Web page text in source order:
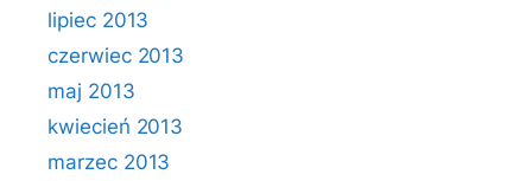
lipiec 2013
czerwiec 2013
maj 2013
kwiecień 2013
marzec 2013